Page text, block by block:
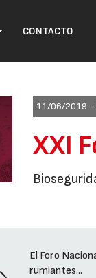
CONTACTO
11/06/2019
XXI
El Foro
rumiantes...